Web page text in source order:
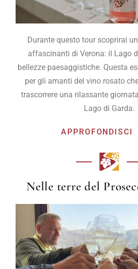
Durante questo tour scoprirai
affascinanti di Verona: il Lago
bellezze paesaggistiche. Questa
per gli amanti del vino rosato
trascorrere una rilassante
Lago di Garda.
APPROFONDISCI
Nelle terre del